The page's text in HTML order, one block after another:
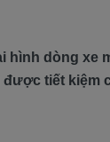
hình dòng xe
được tiết kiệm